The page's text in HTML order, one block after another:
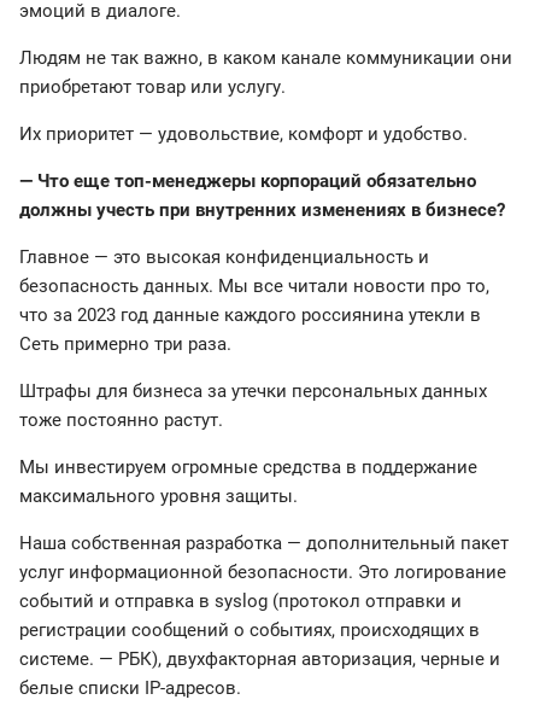
эмоций в диалоге.
Людям не так важно, в каком канале коммуникации они
приобретают товар или услугу.
Их приоритет — удовольствие, комфорт и удобство.
— Что еще топ-менеджеры корпораций обязательно
должны учесть при внутренних изменениях в бизнесе?
Главное — это высокая конфиденциальность и
безопасность данных. Мы все читали новости про то,
что за 2023 год данные каждого россиянина утекли в
Сеть примерно три раза.
Штрафы для бизнеса за утечки персональных данных
тоже постоянно растут.
Мы инвестируем огромные средства в поддержание
максимального уровня защиты.
Наша собственная разработка — дополнительный пакет
услуг информационной безопасности. Это логирование
событий и отправка в syslog (протокол отправки и
регистрации сообщений о событиях, происходящих в
системе. — РБК), двухфакторная авторизация, черные и
белые списки IP-адресов.